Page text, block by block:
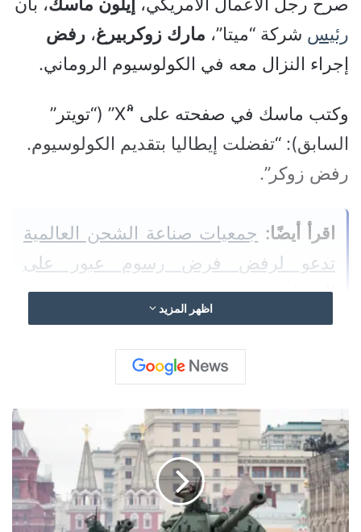
رئيس شركة “ميتا”، مارك زوكربيرغ، رفض
إجراء النزال معه في الكولوسيوم الروماني.
وكتب ماسك في صفحته على “ْX” (“تويتر”
السابق): “تفضلت إيطاليا بتقديم الكولوسيوم.
رفض زوكر”.
اقرأ أيضًا: جمعيات صناعة الشحن العالمية
تدعو لرفض فرض رسوم عبور على
المضايق
وأضاف: “ثم اقترحت منزله كـ “مكان آمن”.
لسوء الحظ، كان “مسافرا”.
اقرأ أيضًا: ألمانيا تدرس رفع حظر قيادة
الشاحنات في العطلات بسبب انخفاض
منسوب الراين
اظهر المزيد
و
س
ي
ا
ت
ع